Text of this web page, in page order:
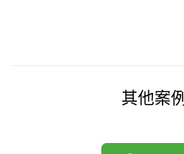
其他案例